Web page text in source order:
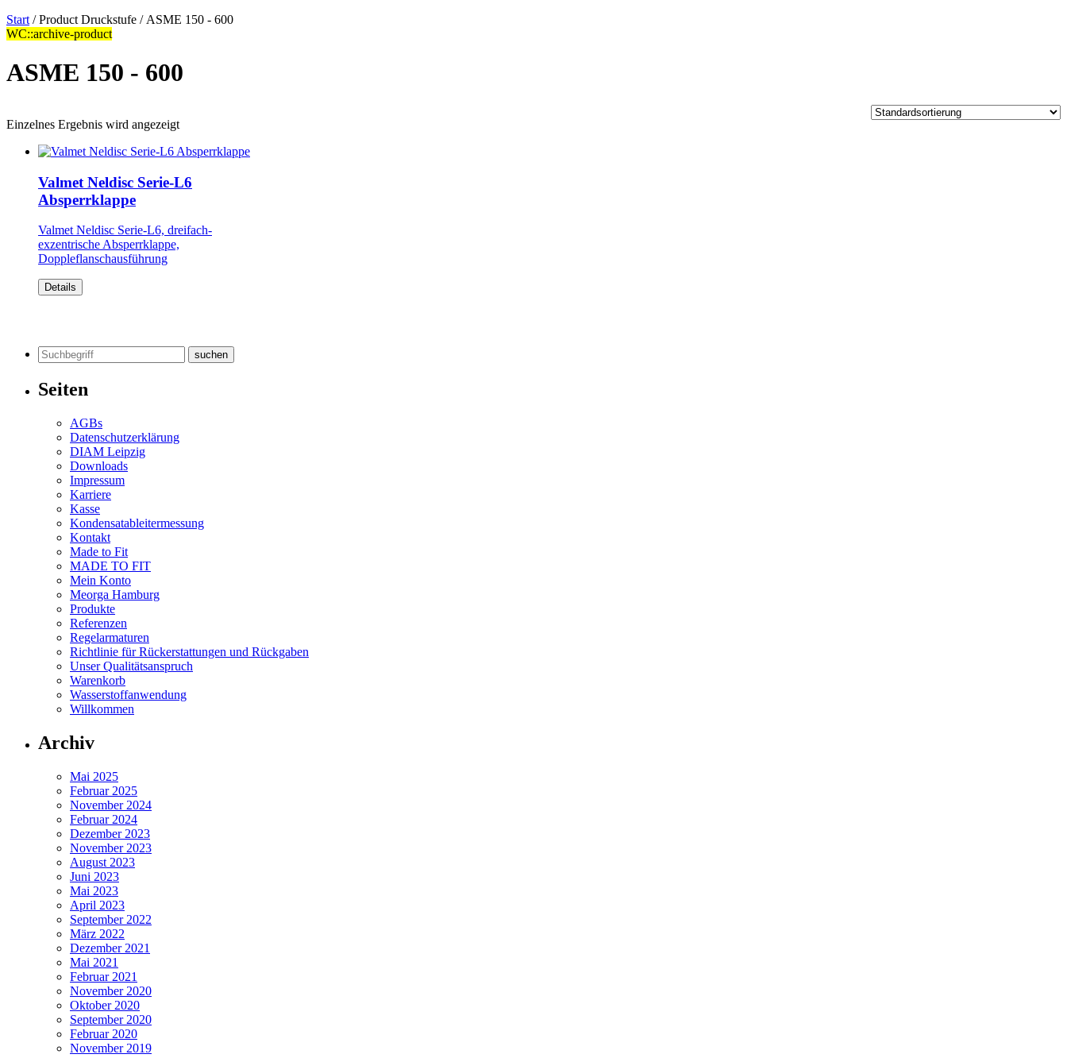
Start / Product Druckstufe / ASME 150 - 600
WC::archive-product
ASME 150 - 600
Einzelnes Ergebnis wird angezeigt
Valmet Neldisc Serie-L6
Absperrklappe
Valmet Neldisc Serie-L6, dreifach-
exzentrische Absperrklappe,
Doppleflanschausführung
Details
Suchen
nach:
Seiten
AGBs
Datenschutzerklärung
DIAM Leipzig
Downloads
Impressum
Karriere
Kasse
Kondensatableitermessung
Kontakt
Made to Fit
MADE TO FIT
Mein Konto
Meorga Hamburg
Produkte
Referenzen
Regelarmaturen
Richtlinie für Rückerstattungen und Rückgaben
Unser Qualitätsanspruch
Warenkorb
Wasserstoffanwendung
Willkommen
Archiv
Mai 2025
Februar 2025
November 2024
Februar 2024
Dezember 2023
November 2023
August 2023
Juni 2023
Mai 2023
April 2023
September 2022
März 2022
Dezember 2021
Mai 2021
Februar 2021
November 2020
Oktober 2020
September 2020
Februar 2020
November 2019